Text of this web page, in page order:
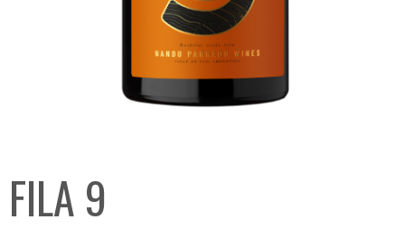
FILA 9